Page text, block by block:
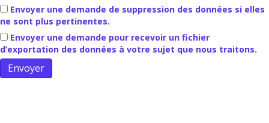
Envoyer une demande de suppression des données si elles
ne sont plus pertinentes.
Envoyer une demande pour recevoir un fichier
d’exportation des données à votre sujet que nous traitons.